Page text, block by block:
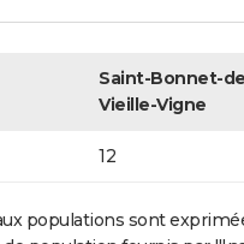
Saint-Bonnet-
Vieille-Vigne
12
populations sont